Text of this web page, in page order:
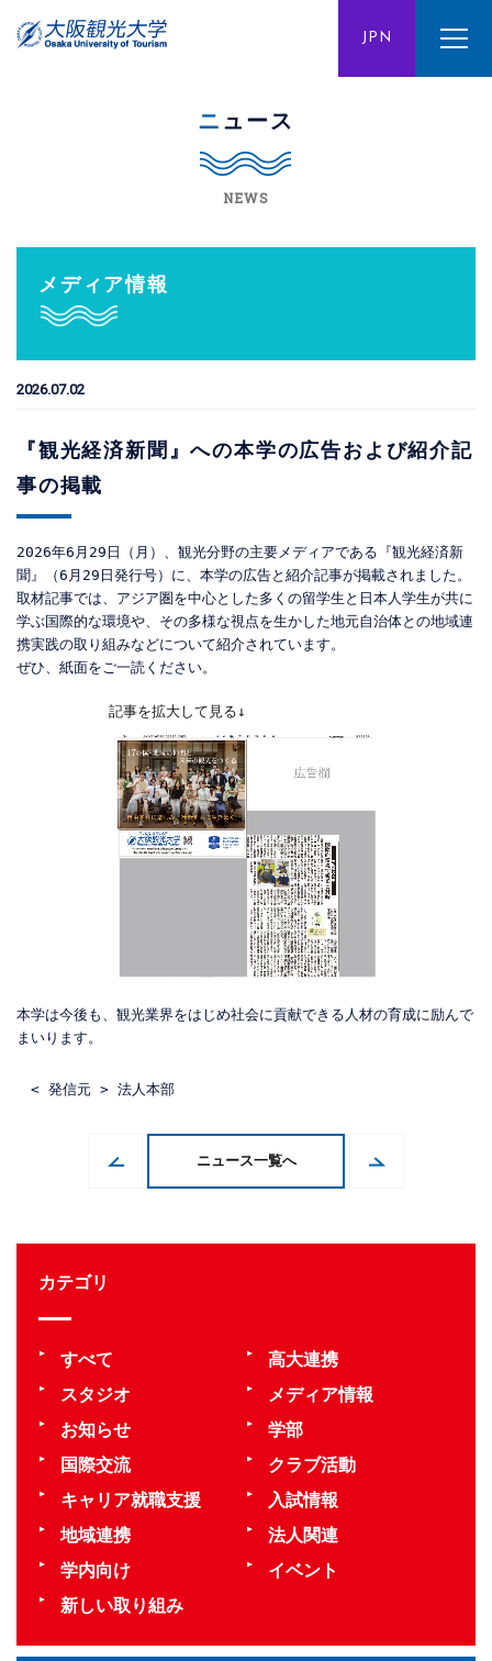
JPN
ENG CHN
ニュース
NEWS
メディア情報
2026.07.02
『観光経済新聞』への本学の広告および紹介記
事の掲載
2026年6月29日（月）、観光分野の主要メディアである『観光経済新
聞』（6月29日発行号）に、本学の広告と紹介記事が掲載されました。
取材記事では、アジア圏を中心とした多くの留学生と日本人学生が共に
学ぶ国際的な環境や、その多様な視点を生かした地元自治体との地域連
携実践の取り組みなどについて紹介されています。
ぜひ、紙面をご一読ください。
記事を拡大して見る↓
本学は今後も、観光業界をはじめ社会に貢献できる人材の育成に励んで
まいります。
< 発信元 > 法人本部
ニュース一覧へ
カテゴリ
すべて
高大連携
スタジオ
メディア情報
お知らせ
学部
国際交流
クラブ活動
キャリア就職支援
入試情報
地域連携
法人関連
学内向け
イベント
新しい取り組み